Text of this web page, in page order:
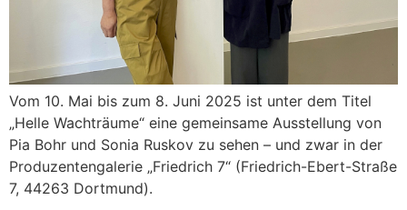
Vom 10. Mai bis zum 8. Juni 2025 ist unter dem Titel
„Helle Wachträume“ eine gemeinsame Ausstellung von
Pia Bohr und Sonia Ruskov zu sehen – und zwar in der
Produzentengalerie „Friedrich 7“ (Friedrich-Ebert-Straße
7, 44263 Dortmund).